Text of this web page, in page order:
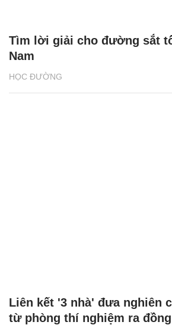
HỌC ĐƯỜNG
Tìm lời giải cho đường sắt
Nam
Liên kết '3 nhà' đưa nghiên
từ phòng thí nghiệm ra